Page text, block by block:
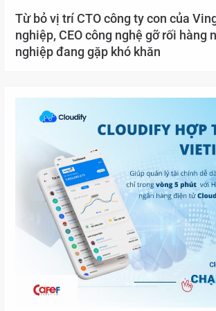
Từ bỏ vị trí CTO công ty con của
nghiệp, CEO công nghệ gỡ rối hàng
nghiệp đang gặp khó khăn